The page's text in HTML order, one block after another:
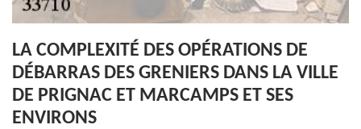
LA COMPLEXITÉ DES OPÉRATIONS DE
DÉBARRAS DES GRENIERS DANS LA VILLE
DE PRIGNAC ET MARCAMPS ET SES
ENVIRONS